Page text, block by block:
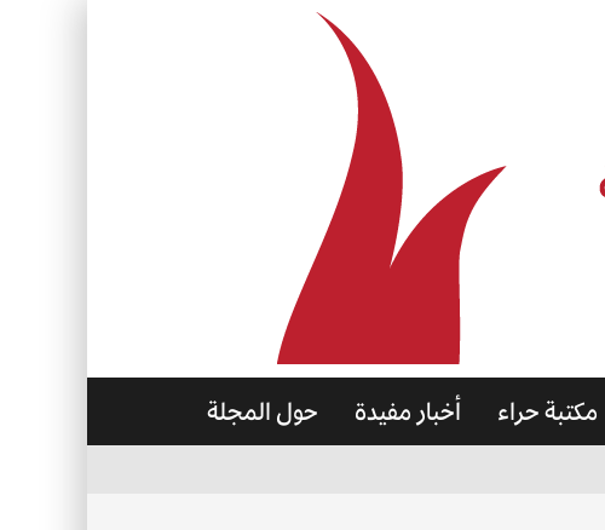
مكتبة حراء أخبار مفيدة حول المجلة